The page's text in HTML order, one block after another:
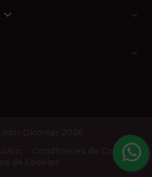
Condiciones de Compra